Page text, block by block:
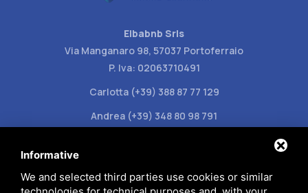
Elbabnb Srls
Via Manganaro 98, 57037 Portoferraio
P. Iva: 02063710491
Carlotta (+39) 388 87 77 129
Andrea (+39) 348 80 98 791
Informative
We and selected third parties use cookies or similar